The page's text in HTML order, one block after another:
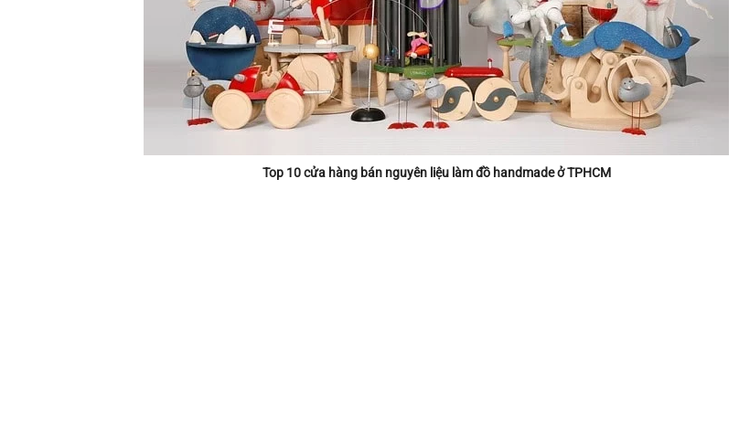
Top 10 cửa hàng bán nguyên liệu làm đồ handmade ở TPHCM